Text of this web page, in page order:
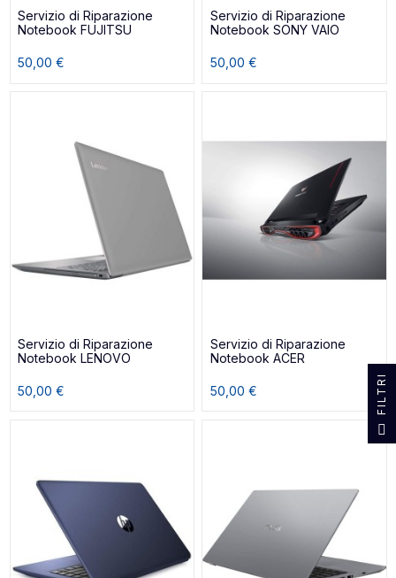
Servizio di Riparazione
Notebook FUJITSU
50,00 €
Servizio di Riparazione
Notebook SONY VAIO
50,00 €
Servizio di Riparazione
Notebook LENOVO
50,00 €
Servizio di Riparazione
Notebook ACER
50,00 € I